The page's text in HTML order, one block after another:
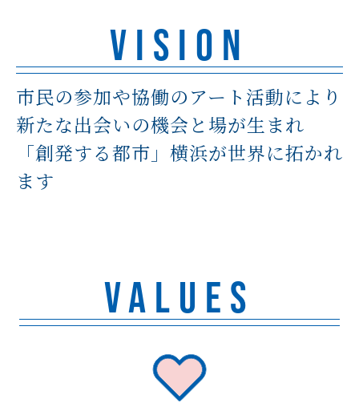
VISION
市民の参加や協働のアート活動により
新たな出会いの機会と場が生まれ
「創発する都市」横浜が世界に拓かれ
ます
VALUES